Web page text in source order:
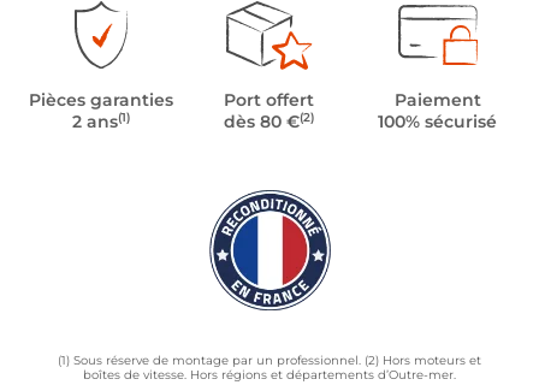
Pièces garanties
2 ans(1)
Port offert
dès 80 €(2)
Paiement
100% sécurisé
(1) Sous réserve de montage par un professionnel. (2) Hors moteurs et
boîtes de vitesse. Hors régions et départements d’Outre-mer.